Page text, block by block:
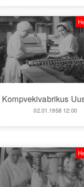
Kompvekivabrikus
02.01.1958 12:00